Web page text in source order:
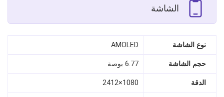
الشاشة
نوع الشاشة AMOLED
حجم الشاشة 6.77 بوصة
الدقة 1080×2412